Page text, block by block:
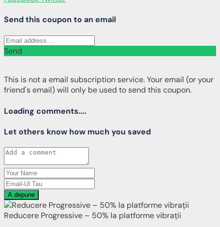
Send this coupon to an email
Send
This is not a email subscription service. Your email (or your
friend's email) will only be used to send this coupon.
Loading comments....
Let others know how much you saved
A depune
Reducere Progressive – 50% la platforme vibrații